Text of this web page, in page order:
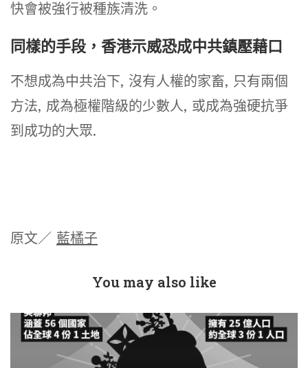
快會被強行被種族清洗。
同樣的手段，香港示威恐成中共鎮壓藉口
不想成為中共治下, 沒有人權的家畜, 只有兩個
方法, 成為極權階級的少數人, 或成為強硬抗爭
到成功的大眾.
原文／ 藍橘子
You may also like